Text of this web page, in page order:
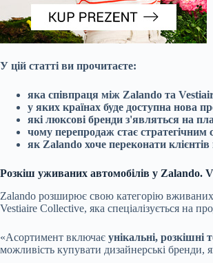
У цій статті ви прочитаєте:
яка співпраця між Zalando та
у яких країнах буде доступна нова
які люксові бренди з'являться на
чому перепродаж стає
як Zalando хоче переконати
Розкіш уживаних автомобілів у Zalando.
Zalando розширює свою категорію
Vestiaire Collective, яка спеціалізується на
«Асортимент включає унікальні, розкішні
можливість купувати дизайнерські бренди,